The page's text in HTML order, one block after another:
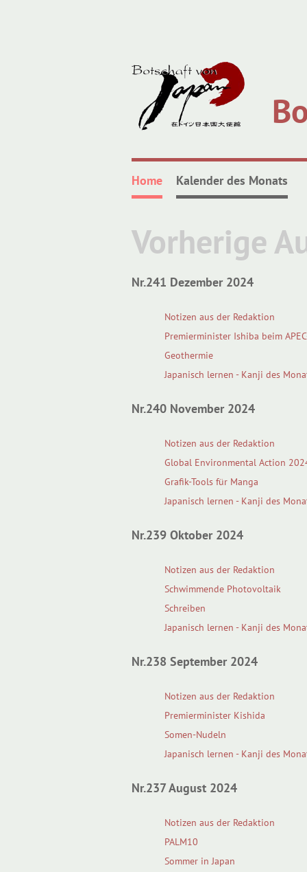
Home Kalender des Monats
Vorherige
Nr.241 Dezember 2024
Notizen aus der Redaktion
Premierminister Ishiba beim
Geothermie
Japanisch lernen - Kanji des
Nr.240 November 2024
Notizen aus der Redaktion
Global Environmental Action
Grafik-Tools für Manga
Japanisch lernen - Kanji des
Nr.239 Oktober 2024
Notizen aus der Redaktion
Schwimmende Photovoltaik
Schreiben
Japanisch lernen - Kanji des
Nr.238 September 2024
Notizen aus der Redaktion
Premierminister Kishida
Somen-Nudeln
Japanisch lernen - Kanji des
Nr.237 August 2024
Notizen aus der Redaktion
PALM10
Sommer in Japan